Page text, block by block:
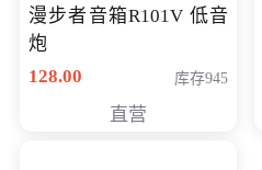
漫步者音箱R101V 低音
炮
128.00
库存945
直营